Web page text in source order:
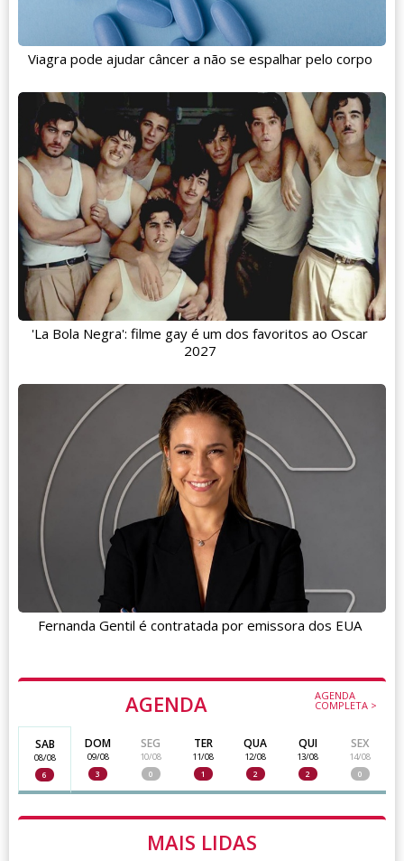
AGENDA AGENDA
COMPLETA >
SAB
08/08
6
DOM
09/08
3
SEG
10/08
0
TER
11/08
1
QUA
12/08
2
QUI
13/08
2
SEX
14/08
0
MAIS LIDAS
Viagra pode ajudar câncer a não se espalhar pelo corpo
'La Bola Negra': filme gay é um dos favoritos ao Oscar
2027
Fernanda Gentil é contratada por emissora dos EUA